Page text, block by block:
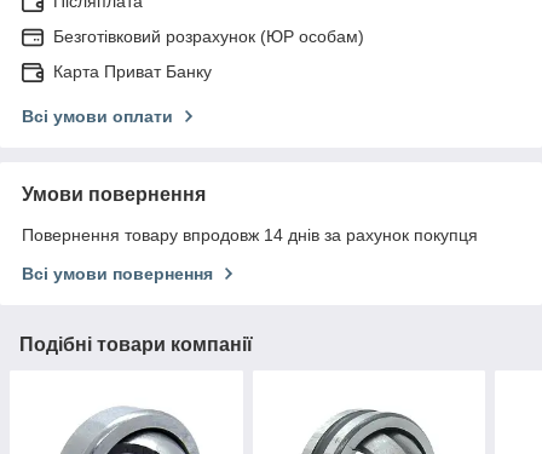
Безготівковий розрахунок (ЮР особам)
Карта Приват Банку
Всі умови оплати
Умови повернення
Повернення товару впродовж 14 днів за рахунок покупця
Всі умови повернення
Подібні товари компанії